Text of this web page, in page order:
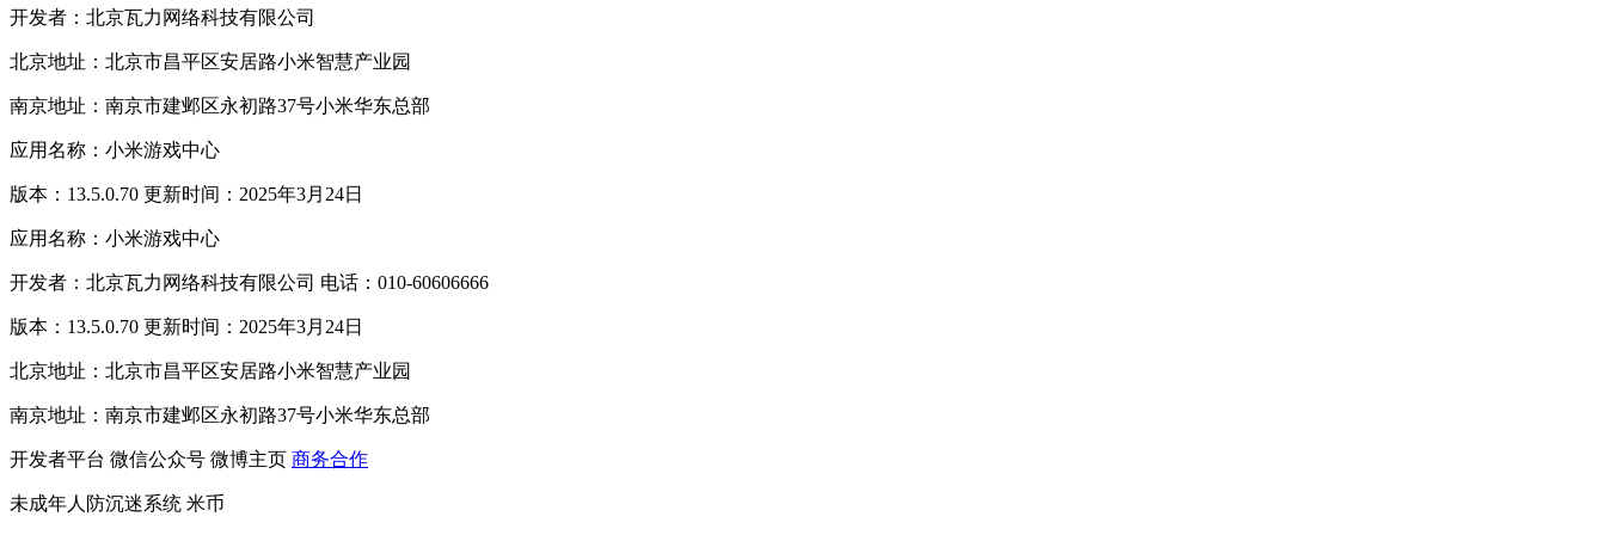
开发者：北京瓦力网络科技有限公司
北京地址：北京市昌平区安居路小米智慧产业园
南京地址：南京市建邺区永初路37号小米华东总部
应用名称：小米游戏中心
版本：13.5.0.70 更新时间：2025年3月24日
应用名称：小米游戏中心
开发者：北京瓦力网络科技有限公司 电话：010-60606666
版本：13.5.0.70 更新时间：2025年3月24日
北京地址：北京市昌平区安居路小米智慧产业园
南京地址：南京市建邺区永初路37号小米华东总部
开发者平台 微信公众号 微博主页 商务合作
未成年人防沉迷系统 米币